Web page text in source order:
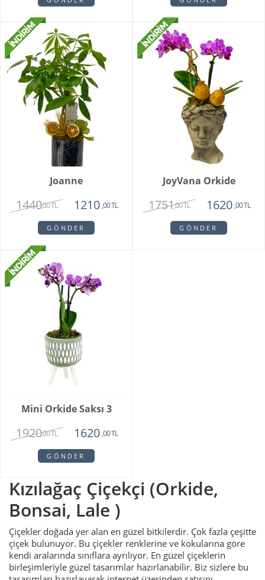
Joanne
1440,00 TL 1210 ,00 TL
GÖNDER
JoyVana Orkide
1751,00 TL 1620 ,00 TL
GÖNDER
Mini Orkide Saksı 3
1920,00 TL 1620 ,00 TL
GÖNDER
Kızılağaç Çiçekçi (Orkide,
Bonsai, Lale )
Çiçekler doğada yer alan en güzel bitkilerdir. Çok fazla çeşitte
çiçek bulunuyor. Bu çiçekler renklerine ve kokularına göre
kendi aralarında sınıflara ayrılıyor. En güzel çiçeklerin
birleşimleriyle güzel tasarımlar hazırlanabilir. Biz sizlere bu